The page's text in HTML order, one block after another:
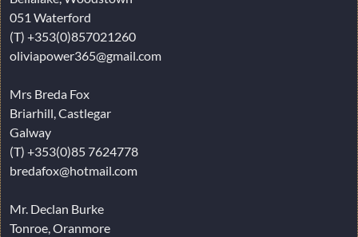
051 Waterford
(T) +353(0)857021260
oliviapower365@gmail.com
Mrs Breda Fox
Briarhill, Castlegar
Galway
(T) +353(0)85 7624778
bredafox@hotmail.com
Mr. Declan Burke
Tonroe, Oranmore